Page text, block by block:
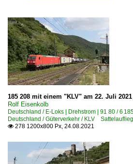
185 208 mit einem "KLV" am 22. Juli
Rolf Eisenkolb
Deutschland / E-Loks | Drehstrom | 91 80 / 6
Deutschland / Güterverkehr / KLV
 278 1200x800 Px, 24.08.2021